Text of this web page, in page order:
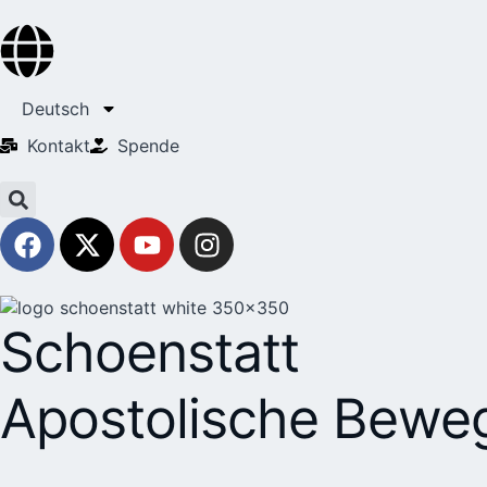
Deutsch
Kontakt
Spende
Schoenstatt
Apostolische